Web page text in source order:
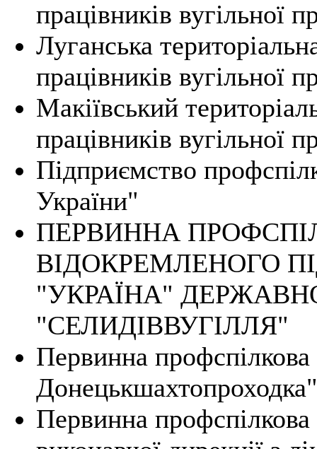
працівників вугільної
Луганська
працівників вугільної
Макіївський
працівників вугільної
Підприємство
України"
ПЕРВИННА
ВІДОКРЕМЛЕНОГО
"УКРАЇНА"
"СЕЛИДІВВУГІЛЛЯ"
Первинна
Донецькшахтопроходка"
Первинна профспілкова